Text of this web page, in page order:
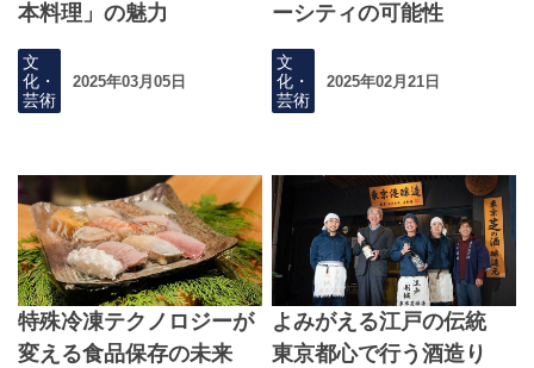
本料理」の魅力
文
化・
芸術
2025年03月05日
ーシティの可能性
文
化・
芸術
2025年02月21日
特殊冷凍テクノロジーが
変える食品保存の未来
よみがえる江戸の伝統
東京都心で行う酒造り